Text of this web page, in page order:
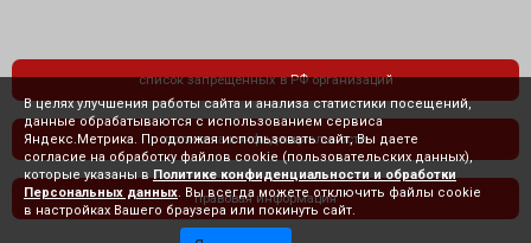
список запрещенных в РФ организаций
политика конфиденциальности
правовая информация
В целях улучшения работы сайта и анализа статистики посещений,
данные обрабатываются с использованием сервиса
Яндекс.Метрика. Продолжая использовать сайт, Вы даете
согласие на обработку файлов cookie (пользовательских данных),
которые указаны в Политике конфиденциальности и обработки
Персональных данных . Вы всегда можете отключить файлы cookie
в настройках Вашего браузера или покинуть сайт.